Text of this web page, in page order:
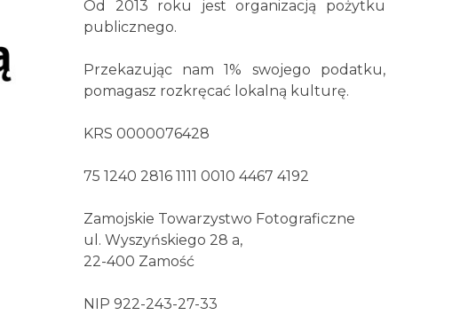
Od 2013 roku jest organizacją pożytku
publicznego.
Przekazując nam 1% swojego podatku,
pomagasz rozkręcać lokalną kulturę.
KRS 0000076428
75 1240 2816 1111 0010 4467 4192
Zamojskie Towarzystwo Fotograficzne
ul. Wyszyńskiego 28 a,
22-400 Zamość
NIP 922-243-27-33